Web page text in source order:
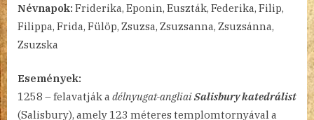
on
Szeptember
20.
Névnapok: Friderika, Eponin, Euszták, Federika, Filip,
Filippa, Frida, Fülöp, Zsuzsa, Zsuzsanna, Zsuzsánna,
Zsuzska
Események:
1258 – felavatják a délnyugat-angliaiSalisbury katedrálist
(Salisbury), amely 123 méteres templomtornyával a